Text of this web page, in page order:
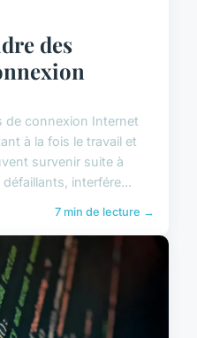
des
de connexion Internet
à la fois le travail et
survenir suite à
interfére...
7 min de lecture →